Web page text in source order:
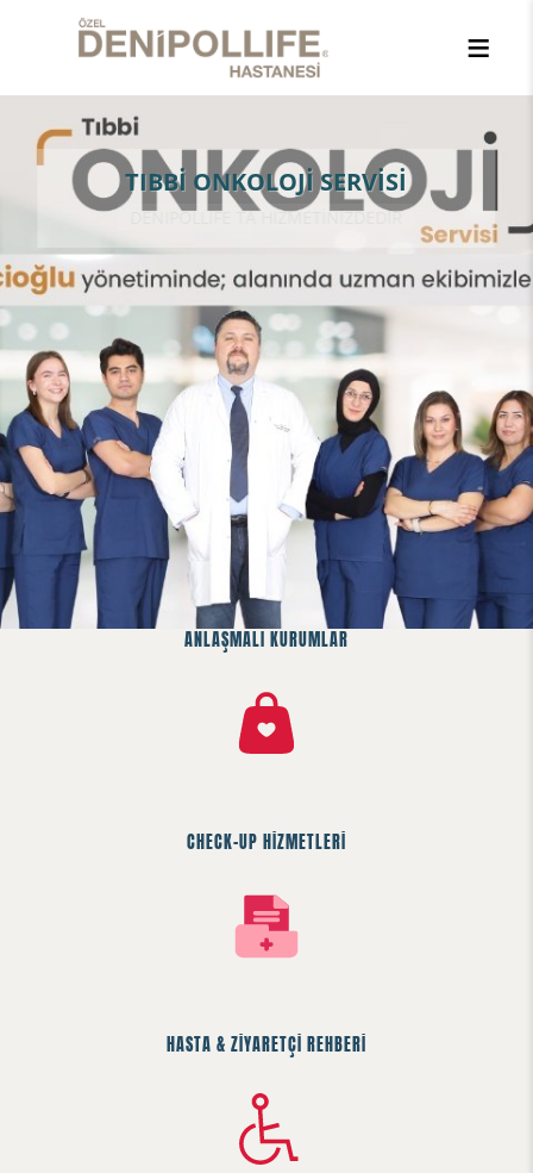
TIBBİ ONKOLOJİ SERVİSİ
DENIPOLLIFE TA HİZMETİNİZDEDİR
ANLAŞMALI KURUMLAR
CHECK-UP HİZMETLERİ
HASTA & ZİYARETÇİ REHBERİ